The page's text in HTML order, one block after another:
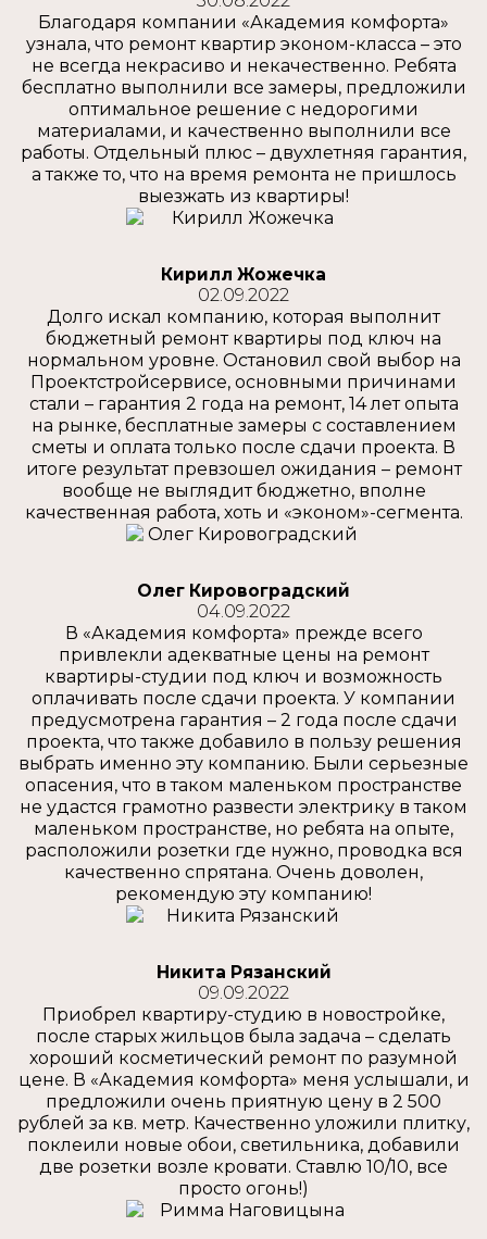
Благодаря компании «Академия комфорта»
узнала, что ремонт квартир эконом-класса – это
не всегда некрасиво и некачественно. Ребята
бесплатно выполнили все замеры, предложили
оптимальное решение с недорогими
материалами, и качественно выполнили все
работы. Отдельный плюс – двухлетняя гарантия,
а также то, что на время ремонта не пришлось
выезжать из квартиры!
Кирилл Жожечка
02.09.2022
Долго искал компанию, которая выполнит
бюджетный ремонт квартиры под ключ на
нормальном уровне. Остановил свой выбор на
Проектстройсервисе, основными причинами
стали – гарантия 2 года на ремонт, 14 лет опыта
на рынке, бесплатные замеры с составлением
сметы и оплата только после сдачи проекта. В
итоге результат превзошел ожидания – ремонт
вообще не выглядит бюджетно, вполне
качественная работа, хоть и «эконом»-сегмента.
Олег Кировоградский
04.09.2022
В «Академия комфорта» прежде всего
привлекли адекватные цены на ремонт
квартиры-студии под ключ и возможность
оплачивать после сдачи проекта. У компании
предусмотрена гарантия – 2 года после сдачи
проекта, что также добавило в пользу решения
выбрать именно эту компанию. Были серьезные
опасения, что в таком маленьком пространстве
не удастся грамотно развести электрику в таком
маленьком пространстве, но ребята на опыте,
расположили розетки где нужно, проводка вся
качественно спрятана. Очень доволен,
рекомендую эту компанию!
Никита Рязанский
09.09.2022
Приобрел квартиру-студию в новостройке,
после старых жильцов была задача – сделать
хороший косметический ремонт по разумной
цене. В «Академия комфорта» меня услышали, и
предложили очень приятную цену в 2 500
рублей за кв. метр. Качественно уложили плитку,
поклеили новые обои, светильника, добавили
две розетки возле кровати. Ставлю 10/10, все
просто огонь!)